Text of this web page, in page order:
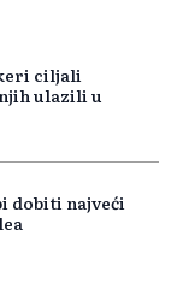
ciljali
ulazili u
dobiti najveći